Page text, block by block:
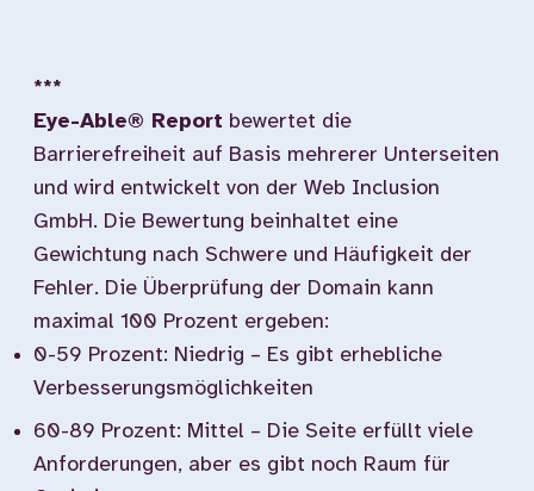
***
Eye-Able® Report bewertet die
Barrierefreiheit auf Basis mehrerer Unterseiten
und wird entwickelt von der Web Inclusion
GmbH. Die Bewertung beinhaltet eine
Gewichtung nach Schwere und Häufigkeit der
Fehler. Die Überprüfung der Domain kann
maximal 100 Prozent ergeben:
0-59 Prozent: Niedrig – Es gibt erhebliche
Verbesserungsmöglichkeiten
60-89 Prozent: Mittel – Die Seite erfüllt viele
Anforderungen, aber es gibt noch Raum für